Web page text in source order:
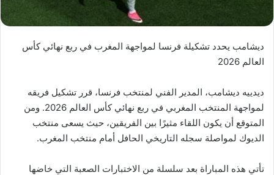
ديشامب يحدد تشكيلة فرنسا لمواجهة المغرب في ربع نهائي كأس
العالم 2026
ديدييه ديشامب، المدير الفني لمنتخب فرنسا، قرر تشكيل فريقه
لمواجهة المنتخب المغربي في ربع نهائي كأس العالم 2026. ومن
المتوقع أن يكون اللقاء مثيرًا بين الفريقين، حيث يسعى منتخب
الديوك لمواصلة سجله التاريخي الحافل أمام منتخب المغرب.
تأتي هذه المباراة بعد سلسلة من الاختبارات الصعبة التي خاضها